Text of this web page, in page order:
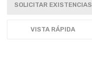
SOLICITAR EXISTENCIAS
VISTA RÁPIDA